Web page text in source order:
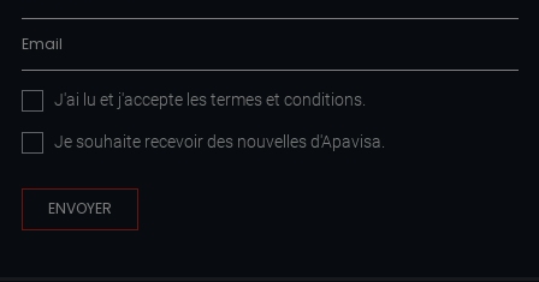
J'ai lu et j'accepte lestermes et conditions
Je souhaite recevoir des nouvelles d'Apavisa.